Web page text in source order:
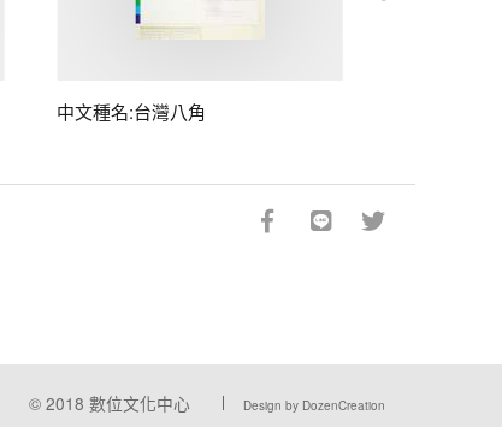
中文種名:台灣八角
© 2018 數位文化中心 Design by DozenCreation